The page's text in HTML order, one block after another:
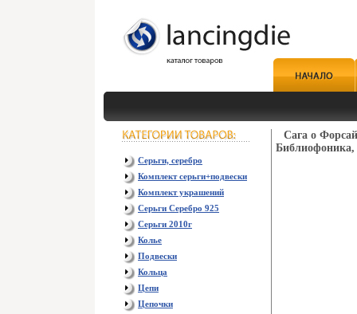
Серьги, серебро
Комплект серьги+подвески
Комплект украшений
Серьги Серебро 925
Серьги 2010г
Колье
Подвески
Кольца
Цепи
Цепочки
Сага о
Библиофоника,